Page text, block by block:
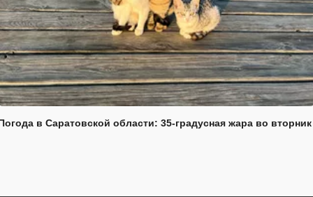
в Саратовской области: 35-градусная жара во вторник